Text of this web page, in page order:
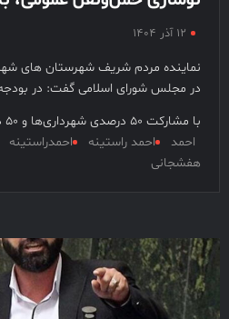
۱۲ آذر ۱۴۰۴
نماینده مردم شریف شهرستان های
در مجلس شورای اسلامی گفت: در
با مشارکت ۵۰ درصدی شهرداری‌ها و ۵۰ درصدی …
احمد احمد راستینه احمدراستینه
هفشجانی